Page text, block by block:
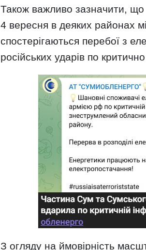
Також важливо зазначити,
4 вересня в деяких районах
спостерігаються перебої з
російських ударів по
З огляду на ймовірність